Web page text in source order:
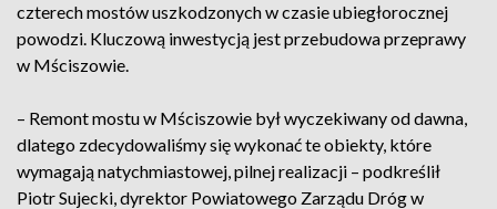
czterech mostów uszkodzonych w czasie ubiegłorocznej
powodzi. Kluczową inwestycją jest przebudowa przeprawy
w Mściszowie.
– Remont mostu w Mściszowie był wyczekiwany od dawna,
dlatego zdecydowaliśmy się wykonać te obiekty, które
wymagają natychmiastowej, pilnej realizacji – podkreślił
Piotr Sujecki, dyrektor Powiatowego Zarządu Dróg w